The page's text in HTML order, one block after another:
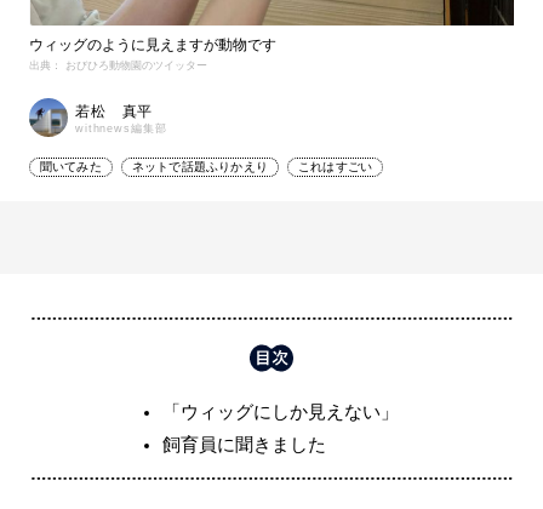
ウィッグのように見えますが動物です
出典： おびひろ動物園のツイッター
若松 真平
withnews編集部
聞いてみた ネットで話題ふりかえり これはすごい
「ウィッグにしか見えない」
飼育員に聞きました